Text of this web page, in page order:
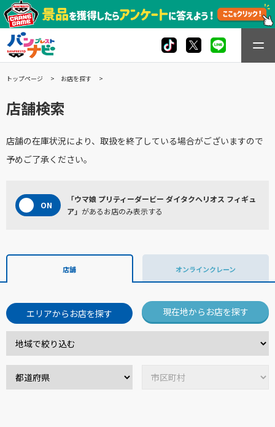
トップページ お店を探す
店舗検索
店舗の在庫状況により、取扱を終了している場合がございますので
予めご了承ください。
「ウマ娘 プリティーダービー ダイタクヘリオス フィギュ
ア」 があるお店のみ表示する
店舗 オンラインクレーン
エリアからお店を探す 現在地からお店を探す